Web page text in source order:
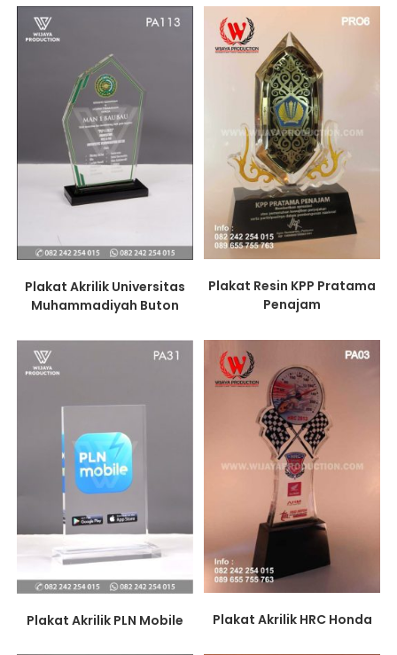
Plakat Akrilik Universitas
Muhammadiyah Buton
Plakat Resin KPP Pratama
Penajam
Plakat Akrilik PLN Mobile Plakat Akrilik HRC Honda